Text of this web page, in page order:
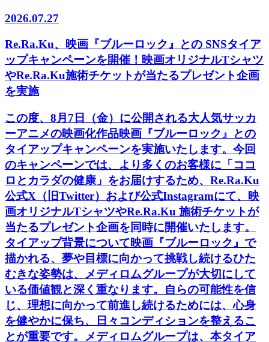
2026.07.27
Re.Ra.Ku、映画『ブルーロック』との SNSタイア
ップキャンペーンを開催！映画オリジナルTシャツ
やRe.Ra.Ku施術チケットが当たるプレゼント企画
を実施
この度、8月7日（金）に公開される大人気サッカ
ーアニメの映画化作品映画『ブルーロック』との
タイアップキャンペーンを実施いたします。今回
のキャンペーンでは、より多くのお客様に「ココ
ロとカラダの健康」をお届けするため、Re.Ra.Ku
公式X（旧Twitter）および公式Instagramにて、映
画オリジナルTシャツやRe.Ra.Ku 施術チケットが
当たるプレゼント企画を同時に開催いたします。
タイアップ背景について映画『ブルーロック』で
描かれる、夢や目標に向かって挑戦し続けるひた
むきな姿勢は、メディロムグループが大切にして
いる価値観と深く重なります。自らの可能性を信
じ、理想に向かって前進し続けるためには、心身
を健やかに保ち、日々コンディションを整えるこ
とが重要です。メディロムグループは、本タイア